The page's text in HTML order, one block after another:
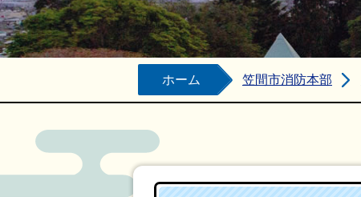
ホーム 笠間市消防本部